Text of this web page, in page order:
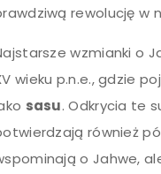
rewolucję w
wzmianki o
wieku p.n.e., gdzie
sasu. Odkrycia te
również
o Jahwe,